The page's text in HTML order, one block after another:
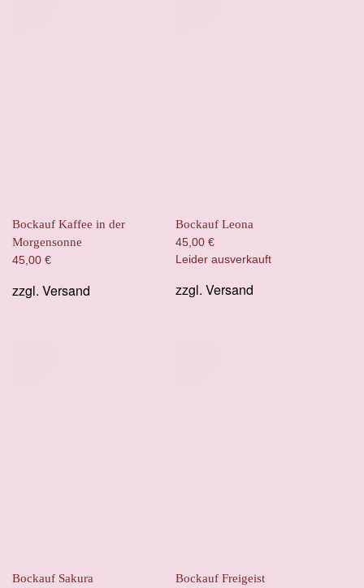
Bockauf Kaffee in der
Morgensonne
45,00 €
zzgl. Versand
Bockauf Leona
45,00 €
Leider ausverkauft
zzgl. Versand
Bockauf Sakura
Bockauf Freigeist